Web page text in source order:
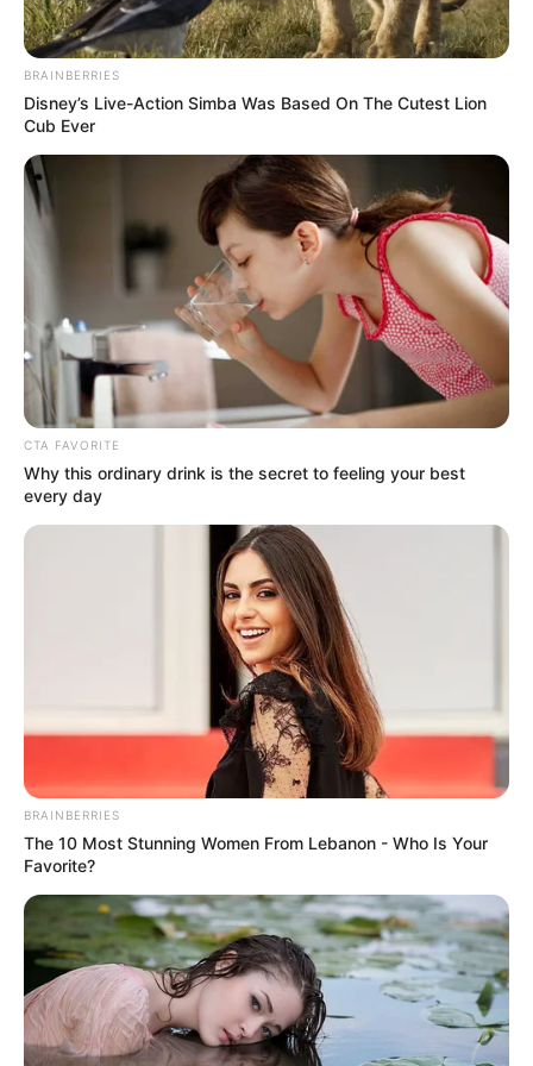
судові засідання
BRAINBERRIES
Disney’s Live-Action Simba Was Based On The Cutest Lion
Cub Ever
CTA FAVORITE
Why this ordinary drink is the secret to feeling your best
every day
BRAINBERRIES
The 10 Most Stunning Women From Lebanon - Who Is Your
Favorite?